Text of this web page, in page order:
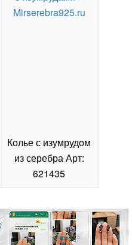
Колье с изумрудом
из серебра Арт:
621435